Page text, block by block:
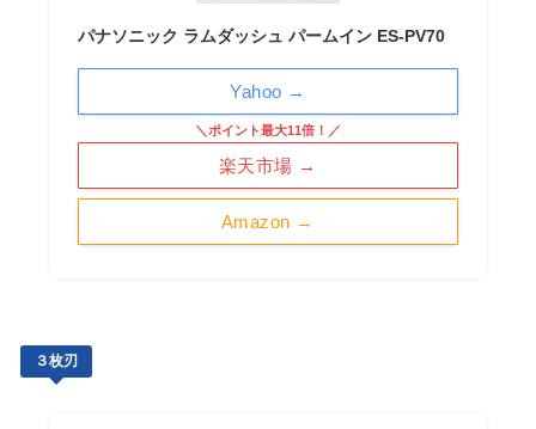
パナソニック ラムダッシュ パームイン ES-PV70
Amazon →
＼ポイント最大11倍！／
楽天市場 →
Yahoo →
３枚刃